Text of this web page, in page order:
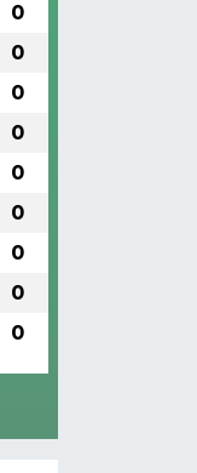
0
0
0
0
0
0
0
0
0